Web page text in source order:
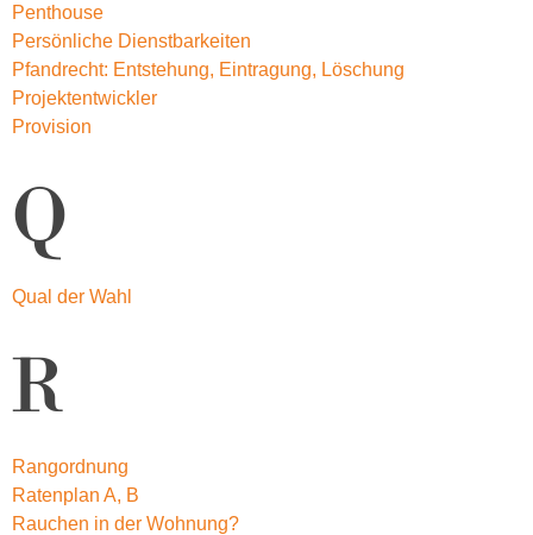
Penthouse
Persönliche Dienstbarkeiten
Pfandrecht: Entstehung, Eintragung, Löschung
Projektentwickler
Provision
Q
Qual der Wahl
R
Rangordnung
Ratenplan A, B
Rauchen in der Wohnung?